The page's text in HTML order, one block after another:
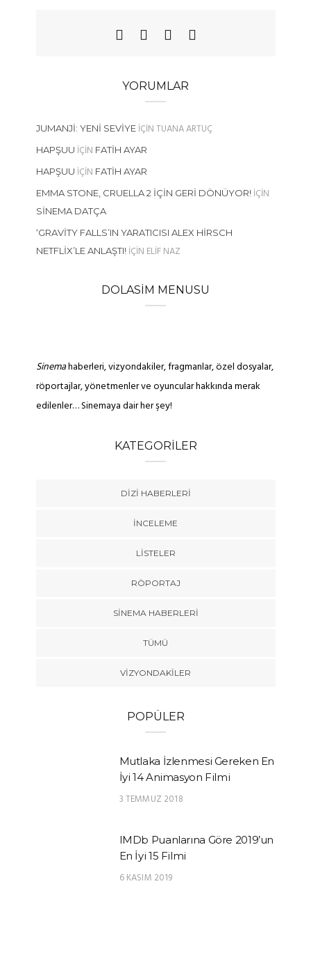
YORUMLAR
JUMANJI: YENI SEVIYEIÇINTUANA ARTUÇ
HAPŞUU IÇIN FATIH AYAR
HAPŞUU IÇIN FATIH AYAR
EMMA STONE, CRUELLA 2 İÇIN GERI DÖNÜYOR!IÇIN
SINEMA DATÇA
‘GRAVITY FALLS’IN YARATICISI ALEX HIRSCH
NETFLIX’LE ANLAŞTI!IÇIN ELIF NAZ
DOLASIM MENUSU
Sinemahaberleri, vizyondakiler, fragmanlar, özel dosyalar,
röportajlar, yönetmenler ve oyuncular hakkında merak
edilenler… Sinemaya dair her şey!
KATEGORILER
DIZI HABERLERI
İNCELEME
LISTELER
RÖPORTAJ
SINEMA HABERLERI
TÜMÜ
VIZYONDAKILER
POPÜLER
Mutlaka İzlenmesi Gereken En
İyi 14 Animasyon Filmi
3 TEMMUZ 2018
IMDb Puanlarına Göre 2019’un
En İyi 15 Filmi
6 KASIM 2019